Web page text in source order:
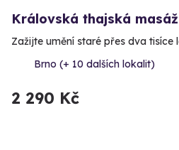
Královská thajská masáž
Zažijte umění staré přes dva tisíce
Brno (+ 10 dalších lokalit)
2 290 Kč